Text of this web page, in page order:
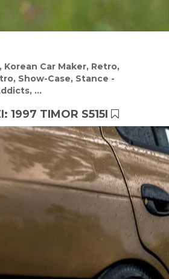
, Korean Car Maker, Retro,
, Show-Case, Stance -
, ...
1997 TIMOR S515I